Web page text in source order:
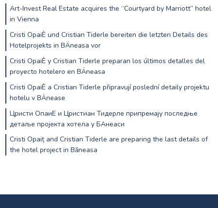
Art-Invest Real Estate acquires the “Courtyard by Marriott” hotel
in Vienna
Cristi OpaiÈ und Cristian Tiderle bereiten die letzten Details des
Hotelprojekts in BÄneasa vor
Cristi OpaiÈ y Cristian Tiderle preparan los últimos detalles del
proyecto hotelero en BÄneasa
Cristi OpaiÈ a Cristian Tiderle připravují poslední detaily projektu
hotelu v BÄnease
Цристи ОпаиЕ и Цристиан Тидерле припремају последње
детаље пројекта хотела у БАнеаси
Cristi Opaiț and Cristian Tiderle are preparing the last details of
the hotel project in Băneasa